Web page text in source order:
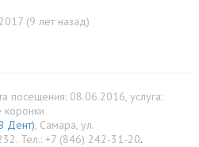
(9 лет назад)
посещения: 08.06.2016, услуга:
коронки
Дент), Самара, ул.
. Тел.: +7 (846) 242-31-20.